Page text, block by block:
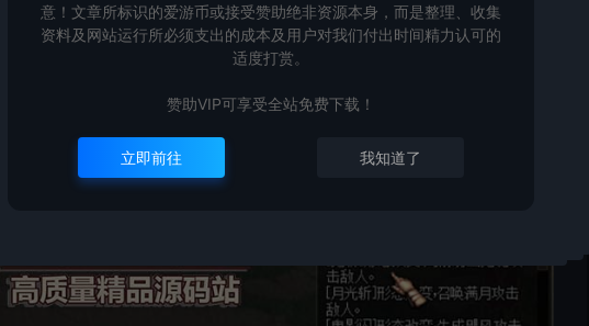
意！文章所标识的爱游币或接受赞助绝非资源本身，而是整理、收集
资料及网站运行所必须支出的成本及用户对我们付出时间精力认可的
适度打赏。
赞助VIP可享受全站免费下载！
立即前往 我知道了